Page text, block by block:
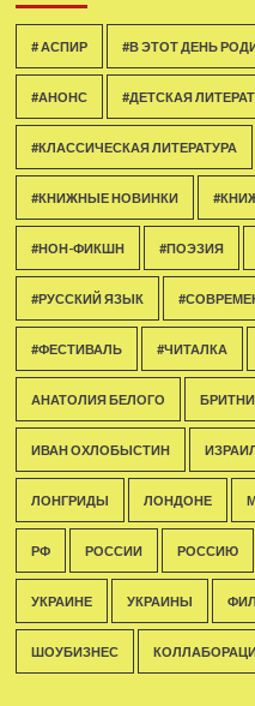
# АСПИР #В ЭТОТ ДЕНЬ
#АНОНС #ДЕТСКАЯ
#КЛАССИЧЕСКАЯ ЛИТЕРАТУРА
#КНИЖНЫЕ НОВИНКИ
#НОН-ФИКШН #ПОЭЗИЯ
#РУССКИЙ ЯЗЫК
#ФЕСТИВАЛЬ #ЧИТАЛКА
АНАТОЛИЯ БЕЛОГО
ИВАН ОХЛОБЫСТИН
ЛОНГРИДЫ ЛОНДОНЕ
РФ РОССИИ РОССИЮ
УКРАИНЕ УКРАИНЫ
ШОУБИЗНЕС